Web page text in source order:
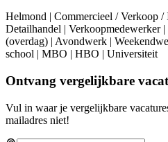
Helmond | Commercieel / Verkoop
Detailhandel | Verkoopmedewerker
(overdag) | Avondwerk |
school | MBO | HBO | Universiteit
Ontvang vergelijkbare
Vul in waar je vergelijkbare
mailadres niet!